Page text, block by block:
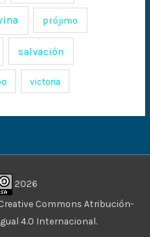
prójimo
salvación
victoria
2026
Commons Atribución-
4.0 Internacional.